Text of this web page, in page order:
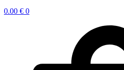
0.00 € 0